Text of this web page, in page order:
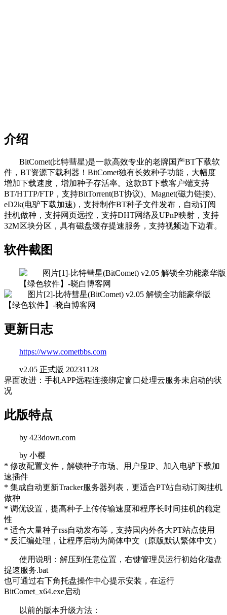
介绍
BitComet(比特彗星)是一款高效专业的老牌国产BT下载软
件，BT资源下载利器！BitComet独有长效种子功能，大幅度
增加下载速度，增加种子存活率。这款BT下载客户端支持
BT/HTTP/FTP，支持BitTorrent(BT协议)、Magnet(磁力链接)、
eD2k(电驴下载加速)，支持制作BT种子文件发布，自动订阅
挂机做种，支持网页远控，支持DHT网络及UPnP映射，支持
32M区块分区，具有磁盘缓存提速服务，支持视频边下边看。
软件截图
更新日志
https://www.cometbbs.com
v2.05 正式版 20231128
界面改进：手机APP远程连接绑定窗口处理云服务未启动的状
况
此版特点
by 423down.com
by 小樱
* 修改配置文件，解锁种子市场、用户显IP、加入电驴下载加
速插件
* 集成自动更新Tracker服务器列表，更适合PT站自动订阅挂机
做种
* 调优设置，提高种子上传传输速度和程序长时间挂机的稳定
性
* 适合大量种子rss自动发布等，支持国内外各大PT站点使用
* 反汇编处理，让程序启动为简体中文（原版默认繁体中文）
使用说明：解压到任意位置，右键管理员运行初始化磁盘
提速服务.bat
也可通过右下角托盘操作中心提示安装，在运行
BitComet_x64.exe启动
以前的版本升级方法：